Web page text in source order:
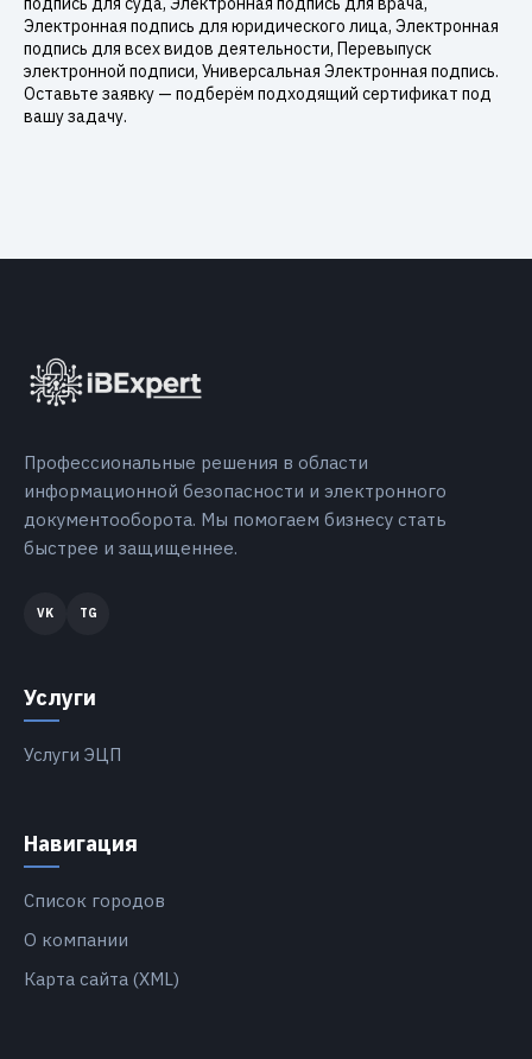
Электронная подпись для юридического лица, Электронная
подпись для всех видов деятельности, Перевыпуск
электронной подписи, Универсальная Электронная подпись.
Оставьте заявку — подберём подходящий сертификат под
вашу задачу.
Профессиональные решения в области
информационной безопасности и электронного
документооборота. Мы помогаем бизнесу стать
быстрее и защищеннее.
Услуги
Услуги ЭЦП
Навигация
Список городов
О компании
Карта сайта (XML)